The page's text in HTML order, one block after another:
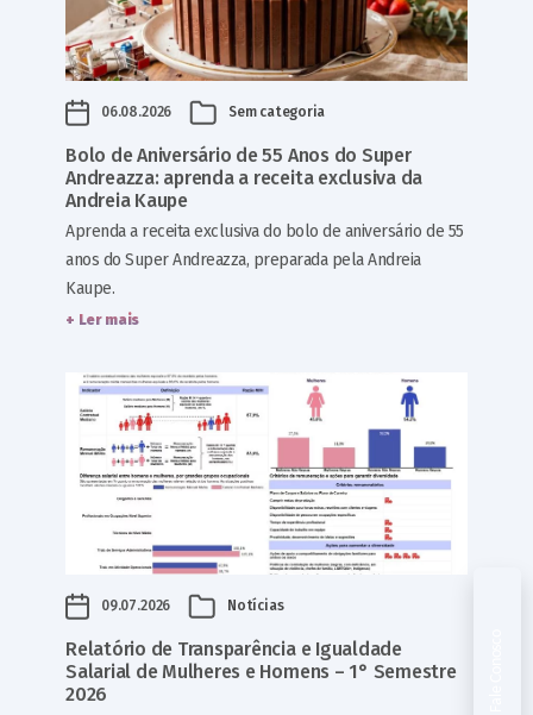
06.08.2026 Sem categoria
Bolo de Aniversário de 55 Anos do Super
Andreazza: aprenda a receita exclusiva da
Andreia Kaupe
Aprenda a receita exclusiva do bolo de aniversário de 55
anos do Super Andreazza, preparada pela Andreia
Kaupe.
+ Ler mais
09.07.2026 Notícias
Relatório de Transparência e Igualdade
Salarial de Mulheres e Homens – 1° Semestre
2026